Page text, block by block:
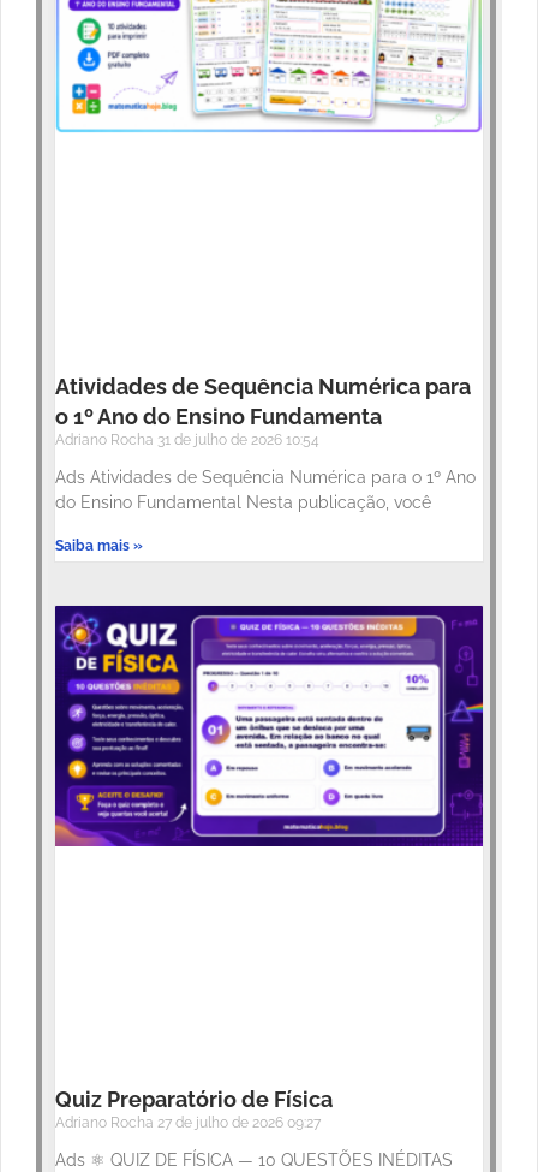
Atividades de Sequência Numérica para
o 1º Ano do Ensino Fundamenta
Adriano Rocha 31 de julho de 2026 10:54
Ads Atividades de Sequência Numérica para o 1º Ano
do Ensino Fundamental Nesta publicação, você
Saiba mais »
Quiz Preparatório de Física
Adriano Rocha 27 de julho de 2026 09:27
Ads ⚛️ QUIZ DE FÍSICA — 10 QUESTÕES INÉDITAS